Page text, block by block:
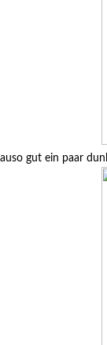
gut ein paar